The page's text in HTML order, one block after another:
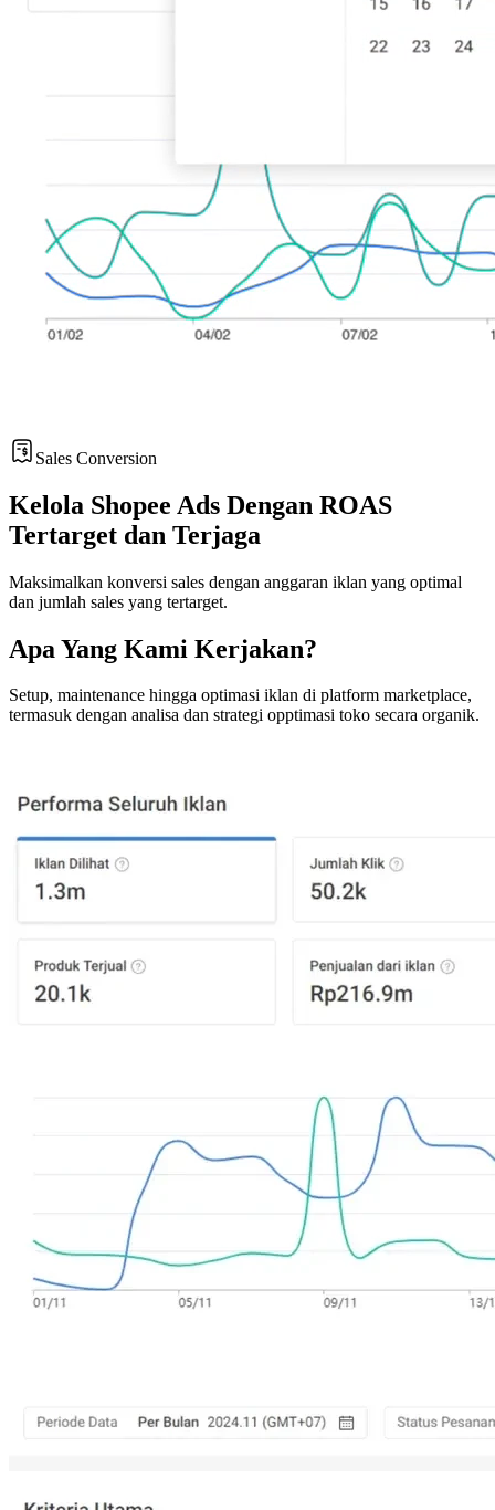
Sales Conversion
Kelola Shopee Ads Dengan ROAS
Tertarget dan Terjaga
Maksimalkan konversi sales dengan anggaran iklan yang optimal
dan jumlah sales yang tertarget.
Apa Yang Kami Kerjakan?
Setup, maintenance hingga optimasi iklan di platform marketplace,
termasuk dengan analisa dan strategi opptimasi toko secara organik.